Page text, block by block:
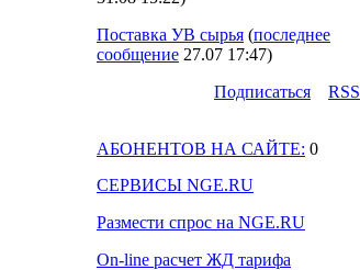
Поставка УВ сырья (последнее
сообщение 27.07 17:47)
Подпиcаться
RSS
АБОНЕНТОВ НА САЙТЕ: 0
СЕРВИСЫ NGE.RU
Размести спрос на NGE.RU
On-line расчет ЖД тарифа